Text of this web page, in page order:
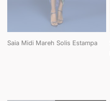
Saia Midi Mareh Solis Estampa